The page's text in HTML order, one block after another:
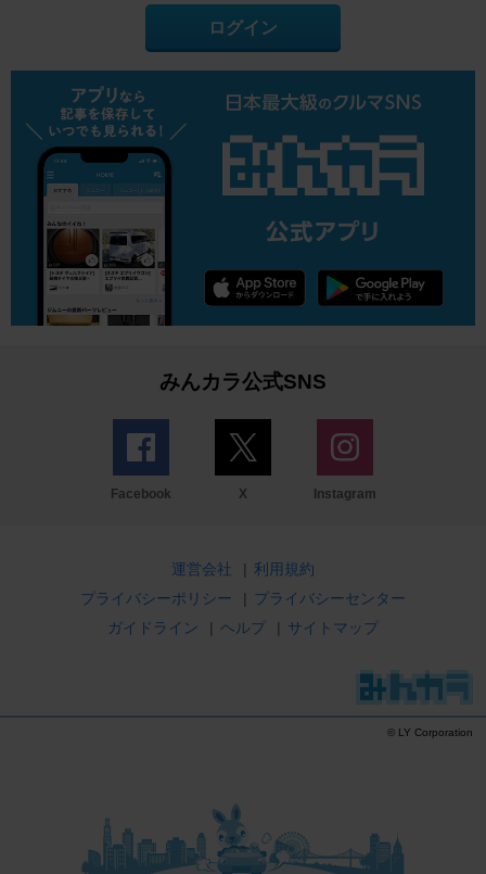
ログイン
みんカラ公式SNS
Facebook X Instagram
運営会社 | 利用規約
プライバシーポリシー
| プライバシーセンター
ガイドライン
| ヘルプ | サイトマップ
© LY Corporation